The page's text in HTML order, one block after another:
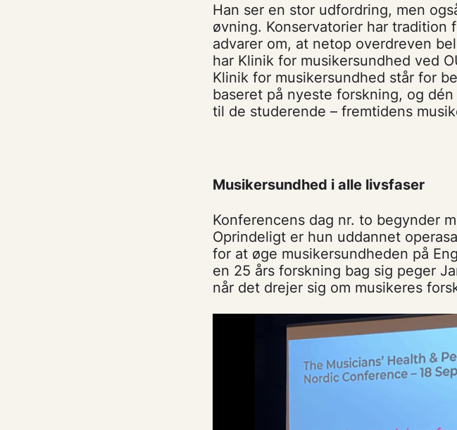
Han ser en stor udfordring, men
øvning. Konservatorier har
advarer om, at netop overdreven
har Klinik for musikersundhed ved
Klinik for musikersundhed står for
baseret på nyeste forskning, og
til de studerende – fremtidens
Musikersundhed i alle livsfaser
Konferencens dag nr. to begynder
Oprindeligt er hun uddannet
for at øge musikersundheden på
en 25 års forskning bag sig peger
når det drejer sig om musikeres